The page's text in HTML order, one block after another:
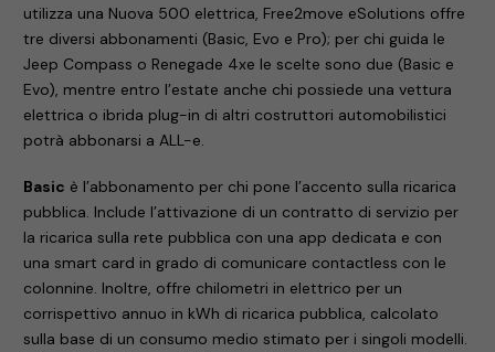
utilizza una Nuova 500 elettrica, Free2move eSolutions offre
tre diversi abbonamenti (Basic, Evo e Pro); per chi guida le
Jeep Compass o Renegade 4xe le scelte sono due (Basic e
Evo), mentre entro l’estate anche chi possiede una vettura
elettrica o ibrida plug-in di altri costruttori automobilistici
potrà abbonarsi a ALL-e.
Basic è l’abbonamento per chi pone l’accento sulla ricarica
pubblica. Include l’attivazione di un contratto di servizio per
la ricarica sulla rete pubblica con una app dedicata e con
una smart card in grado di comunicare contactless con le
colonnine. Inoltre, offre chilometri in elettrico per un
corrispettivo annuo in kWh di ricarica pubblica, calcolato
sulla base di un consumo medio stimato per i singoli modelli.